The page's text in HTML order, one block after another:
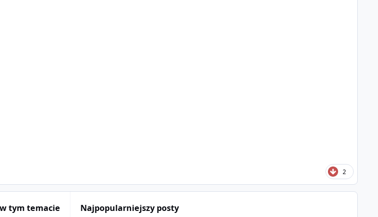
2
tym temacie Najpopularniejszy posty